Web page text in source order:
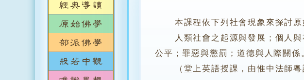
本課程依下列社會現象來探討原
人類社會之起源與發展；個人與
公平；罪惡與懲罰；道德與人際關係
（堂上英語授課，由惟中法師粵